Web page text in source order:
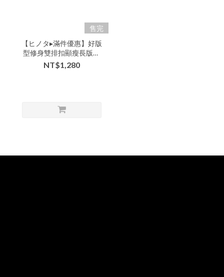
售完
【ヒノタ▸滿件優惠】好版
型修身雙排扣顯瘦長版西
裝百搭牛仔背心-xxx-
310328▶
NT$1,280